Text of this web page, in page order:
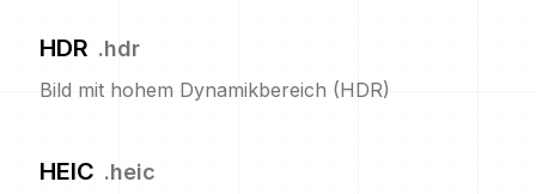
HDR .hdr
Bild mit hohem Dynamikbereich (HDR)
HEIC .heic